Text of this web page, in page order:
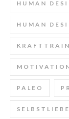
HUMAN
HUMAN
PALEO
SELBSTLIEBE